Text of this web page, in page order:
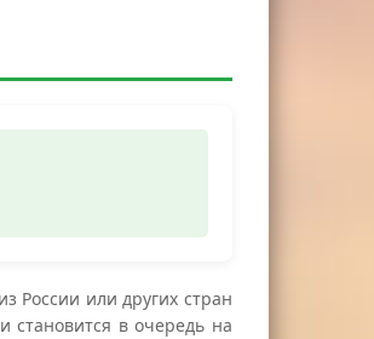
России или других стран
становится в очередь на